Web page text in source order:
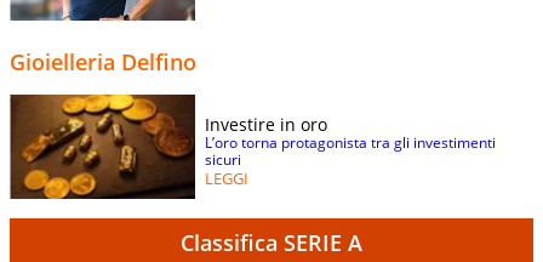
Gioielleria Delfino
Investire in oro
L’oro torna protagonista tra gli investimenti
sicuri
LEGGI
Classifica SERIE A